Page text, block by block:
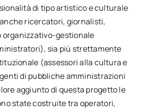
di tipo artistico e culturale
ricercatori, giornalisti,
organizzativo-gestionale
sia più strettamente
(assessori alla cultura e
di pubbliche amministrazioni
aggiunto di questa progetto le
state costruite tra operatori,